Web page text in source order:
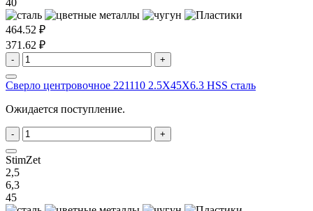
464.52 ₽
371.62 ₽
- +
Сверло центровочное 221110 2.5X45X6.3 HSS сталь
Ожидается поступление.
- +
StimZet
2,5
6,3
45